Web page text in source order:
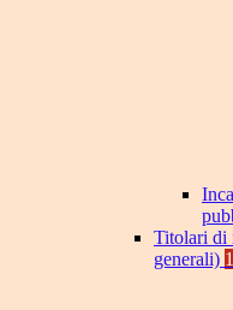
Titolari di
generali)